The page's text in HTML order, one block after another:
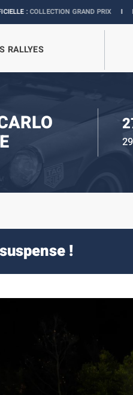
GRAND PRIXIEXPOSITION
RALLYES
29
!